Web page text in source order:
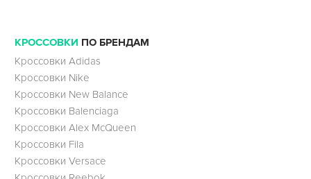
КРОССОВКИ ПО БРЕНДАМ
Кроссовки Adidas
Кроссовки Nike
Кроссовки New Balance
Кроссовки Balenciaga
Кроссовки Alex McQueen
Кроссовки Fila
Кроссовки Versace